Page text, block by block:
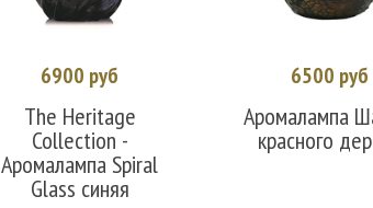
В корзину
6900 руб
The Heritage
Collection -
Аромалампа Spiral
Glass синяя
Распродано
6500 руб
Аромалампа
красного